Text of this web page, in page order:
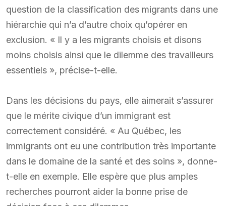
question de la classification des migrants dans une
hiérarchie qui n’a d’autre choix qu’opérer en
exclusion. « Il y a les migrants choisis et disons
moins choisis ainsi que le dilemme des travailleurs
essentiels », précise-t-elle.
Dans les décisions du pays, elle aimerait s’assurer
que le mérite civique d’un immigrant est
correctement considéré. « Au Québec, les
immigrants ont eu une contribution très importante
dans le domaine de la santé et des soins », donne-
t-elle en exemple. Elle espère que plus amples
recherches pourront aider la bonne prise de